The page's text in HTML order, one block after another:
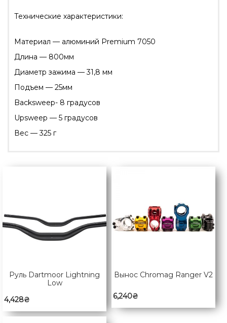
Технические характеристики:
Материал — алюминий Premium 7050
Длина — 800мм
Диаметр зажима — 31,8 мм
Подъем — 25мм
Backsweep- 8 градусов
Upsweep — 5 градусов
Вес — 325 г
Руль Dartmoor Lightning
Low
4,428₴
Вынос Chromag Ranger V2
6,240₴